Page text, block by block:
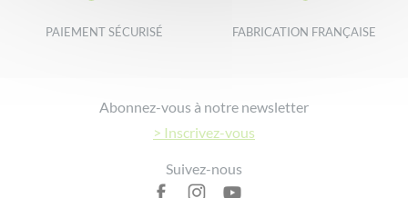
PAIEMENT SÉCURISÉ FABRICATION FRANÇAISE
Abonnez-vous à notre newsletter
> Inscrivez-vous
Suivez-nous